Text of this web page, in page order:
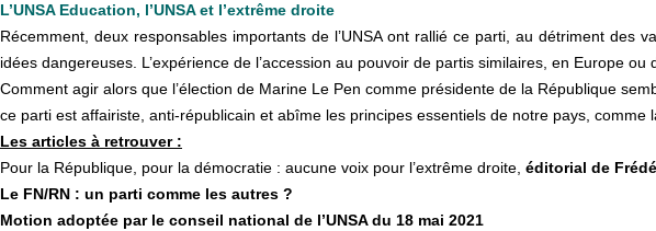
L’UNSA Education, l’UNSA et l’extrême droite
Récemment, deux responsables importants de l’UNSA ont rallié ce parti, au détriment
idées dangereuses. L’expérience de l’accession au pouvoir de partis similaires, en Europe
Comment agir alors que l’élection de Marine Le Pen comme présidente de la République
ce parti est affairiste, anti-républicain et abîme les principes essentiels de notre pays, comme
Les articles à retrouver :
Pour la République, pour la démocratie : aucune voix pour l’extrême droite, éditorial de
Le FN/RN : un parti comme les autres ?
Motion adoptée par le conseil national de l’UNSA du 18 mai 2021